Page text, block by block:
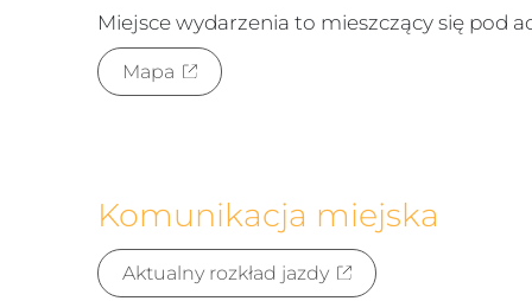
Miejsce wydarzenia to mieszczący się pod
Mapa
Komunikacja miejska
Aktualny rozkład jazdy